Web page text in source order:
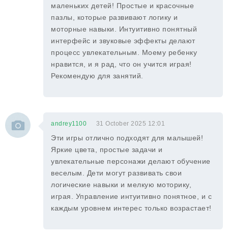
маленьких детей! Простые и красочные
пазлы, которые развивают логику и
моторные навыки. Интуитивно понятный
интерфейс и звуковые эффекты делают
процесс увлекательным. Моему ребенку
нравится, и я рад, что он учится играя!
Рекомендую для занятий.
andrey1100 31 October 2025 12:01
Эти игры отлично подходят для малышей!
Яркие цвета, простые задачи и
увлекательные персонажи делают обучение
веселым. Дети могут развивать свои
логические навыки и мелкую моторику,
играя. Управление интуитивно понятное, и с
каждым уровнем интерес только возрастает!